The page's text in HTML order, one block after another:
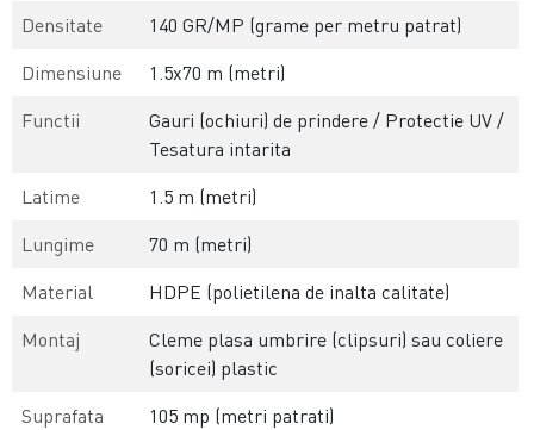
Densitate
140 GR/MP (grame per metru patrat)
Dimensiune
1.5x70 m (metri)
Functii
Gauri (ochiuri) de prindere / Protectie UV /
Tesatura intarita
Latime
1.5 m (metri)
Lungime
70 m (metri)
Material
HDPE (polietilena de inalta calitate)
Montaj
Cleme plasa umbrire (clipsuri) sau coliere
(soricei) plastic
Suprafata
105 mp (metri patrati)